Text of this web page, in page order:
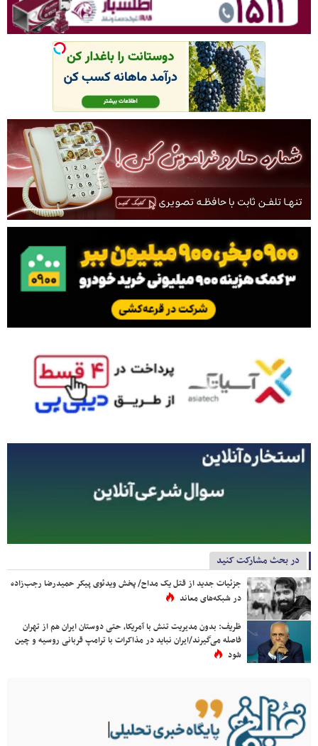
در بحث مشارکت کنید
جزئیات جدید از قتل یک مداح/ پخش ویدئوی پیکر حمیدرضا رجب‌زاده
در شبکه‌های معاند
ظریف: بدون مدیریت تنش با آمریکا، حتی دوستان ایران هم از تهران
فاصله می‌گیرند/ایران نباید در مذاکرات با ترامپ قربانی روسیه و چین
شود